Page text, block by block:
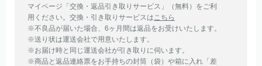
マイページ「交換・返品引き取りサービス」（無料）をご利
用ください。交換・引き取りサービスはこちら
※不良品が届いた場合、6ヶ月間は返品をお受けいたします。
※送り状は運送会社で用意いたします。
※お届け時と同じ運送会社が引き取りに伺います。
※商品と返品連絡票をお手持ちの封筒（袋）や箱に入れ「差